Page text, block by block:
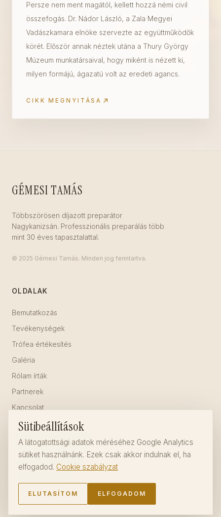
Persze nem ment magától, kellett hozzá némi civil
összefogás. Dr. Nádor László, a Zala Megyei
Vadászkamara elnöke szervezte az együttműködők
körét. Először annak néztek utána a Thury György
Múzeum munkatársaival, hogy miként is nézett ki,
milyen formájú, ágazatú volt az eredeti agancs.
CIKK MEGNYITÁSA
GÉMESI TAMÁS
Többszörösen díjazott preparátor
Nagykanizsán. Professzionális preparálás több
mint 30 éves tapasztalattal.
© 2025 Gémesi Tamás. Minden jog fenntartva.
OLDALAK
Bemutatkozás
Tevékenységek
Trófea értékesítés
Galéria
Rólam írták
Partnerek
Kapcsolat
JOGI INFORMÁCIÓK
Adatvédelmi tájékoztató
Sütibeállítások
A látogatottsági adatok méréséhez Google Analytics
sütiket használnánk. Ezek csak akkor indulnak el, ha
elfogadod. Cookie szabályzat
ELUTASÍTOM ELFOGADOM